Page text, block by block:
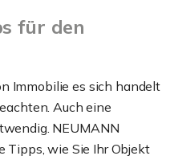
für den
Immobilie es sich handelt
Auch eine
NEUMANN
Tipps, wie Sie Ihr Objekt